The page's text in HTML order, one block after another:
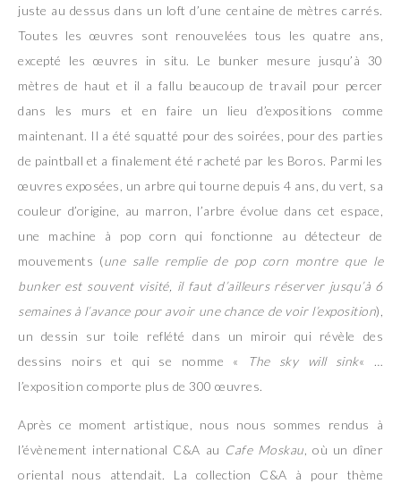
juste au dessus dans un loft d’une centaine de mètres carrés.
Toutes les œuvres sont renouvelées tous les quatre ans,
excepté les œuvres in situ. Le bunker mesure jusqu’à 30
mètres de haut et il a fallu beaucoup de travail pour percer
dans les murs et en faire un lieu d’expositions comme
maintenant. Il a été squatté pour des soirées, pour des parties
de paintball et a finalement été racheté par les Boros. Parmi les
œuvres exposées, un arbre qui tourne depuis 4 ans, du vert, sa
couleur d’origine, au marron, l’arbre évolue dans cet espace,
une machine à pop corn qui fonctionne au détecteur de
mouvements (une salle remplie de pop corn montre que le
bunker est souvent visité, il faut d’ailleurs réserver jusqu’à 6
semaines à l’avance pour avoir une chance de voir l’exposition),
un dessin sur toile reflété dans un miroir qui révèle des
dessins noirs et qui se nomme «
The sky will sink« …
l’exposition comporte plus de 300 œuvres.
Après ce moment artistique, nous nous sommes rendus à
l’évènement international C&A au Cafe Moskau , où un dîner
oriental nous attendait. La collection C&A à pour thème